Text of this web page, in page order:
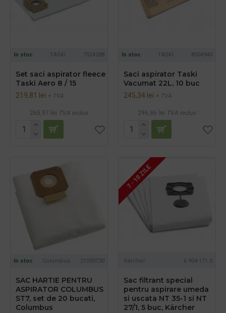
In stoc TASKI 7524288
Set saci aspirator fleece
Taski Aero 8 / 15
219,81 lei + TVA
265,97 lei TVA inclus
In stoc TASKI 8504940
Saci aspirator Taski
Vacumat 22L, 10 buc
245,34 lei + TVA
296,86 lei TVA inclus
In stoc Columbus 21000730
SAC HARTIE PENTRU
ASPIRATOR COLUMBUS
ST7, set de 20 bucati,
Columbus
7 - 10 ZILE
Kärcher 6.904-171.0
Sac filtrant special
pentru aspirare umeda
si uscata NT 35-1 si NT
27/1, 5 buc, Kärcher